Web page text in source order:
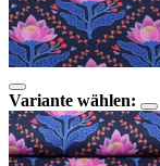
Variante wählen: